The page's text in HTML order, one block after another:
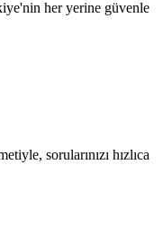
her yerine güvenle
sorularınızı hızlıca